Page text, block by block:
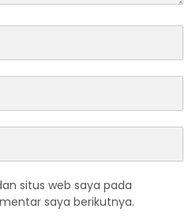
situs web saya pada
saya berikutnya.